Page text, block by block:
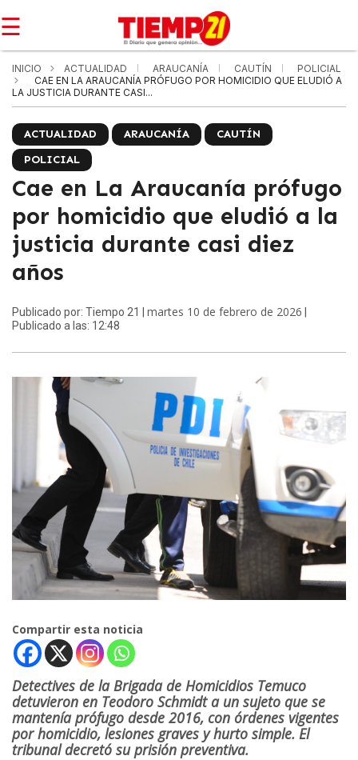
☰
INICIO ACTUALIDAD ARAUCANÍA CAUTÍN
POLICIAL
CAE EN LA ARAUCANÍA PRÓFUGO POR HOMICIDIO QUE ELUDIÓ A
LA JUSTICIA DURANTE CASI...
ACTUALIDAD ARAUCANÍA
CAUTÍN
POLICIAL
Cae en La Araucanía prófugo
por homicidio que eludió a la
justicia durante casi diez
años
Publicado por: Tiempo 21 | martes 10 de febrero de 2026
Publicado a las: 12:48
Compartir esta noticia
Detectives de la Brigada de Homicidios Temuco
detuvieron en Teodoro Schmidt a un sujeto que se
mantenía prófugo desde 2016, con órdenes vigentes
por homicidio, lesiones graves y hurto simple. El
tribunal decretó su prisión preventiva.